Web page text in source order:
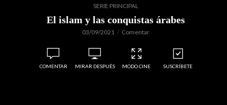
SERIE PRINCIPAL
El islam y las conquistas árabes
03/09/2021 Comentar
COMENTAR MIRAR DESPUÉS MODO CINE SUSCRÍBETE